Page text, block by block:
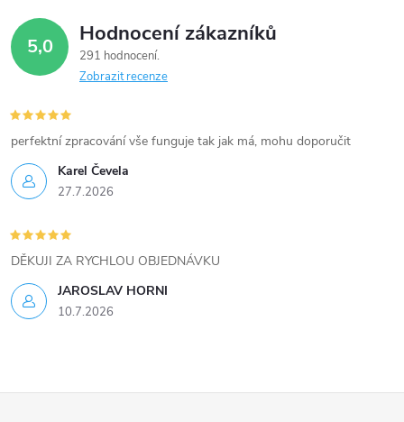
d
a
c
í
p
r
v
k
y
ý
5,0 Hodnocení zákazníků
291 hodnocení
Zobrazit recenze
Karel Čevela
27.7.2026
perfektní zpracování vše funguje tak jak má, mohu doporučit
JAROSLAV HORNI
10.7.2026
DĚKUJI ZA RYCHLOU OBJEDNÁVKU